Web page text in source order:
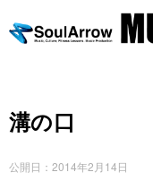
溝の口
公開日： 2014年2月14日